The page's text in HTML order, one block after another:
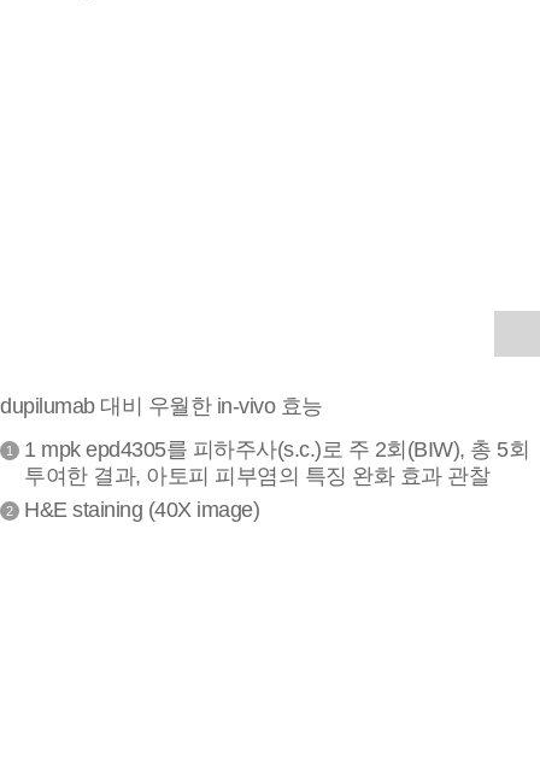
dupilumab 대비 우월한 in-vivo 효능
1
1 mpk epd4305를 피하주사(s.c.)로 주 2회(BIW), 총 5회
투여한 결과, 아토피 피부염의 특징 완화 효과 관찰
2 H&E staining (40X image)